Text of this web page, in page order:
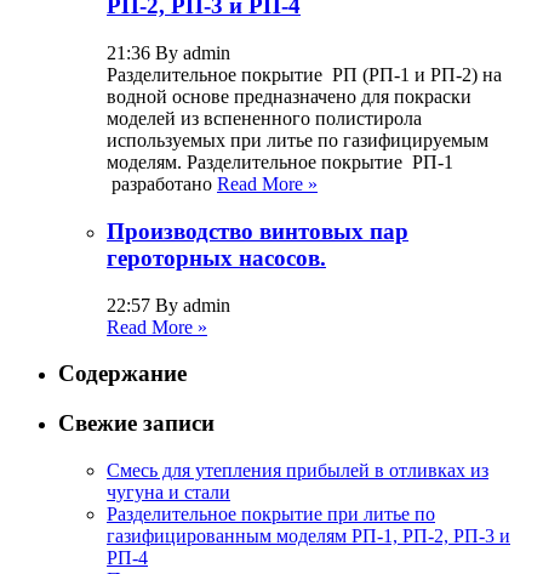
РП-2, РП-3 и РП-4
21:36 By admin
Разделительное покрытие РП (РП-1 и РП-2) на
водной основе предназначено для покраски
моделей из вспененного полистирола
используемых при литье по газифицируемым
моделям. Разделительное покрытие РП-1
разработано Read More »
Производство винтовых пар
героторных насосов.
22:57 By admin
Read More »
Содержание
Свежие записи
Смесь для утепления прибылей в отливках из
чугуна и стали
Разделительное покрытие при литье по
газифицированным моделям РП-1, РП-2, РП-3 и
РП-4